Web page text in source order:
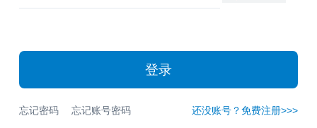
登录
忘记密码 忘记账号密码 还没账号？免费注册>>>